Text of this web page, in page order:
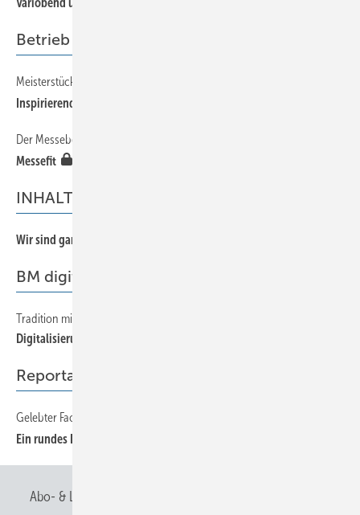
Vari obend und Slinet
Betrieb
Meisterstück des Jahres
Ins pirierend und innovativ
Der Messebesuch
Me ssefit
INHALT
Wir sind ganz Ohr …
BM digital
Tradition mit Zukunft
Digi talisierung im Fachbetrieb
Reportage
Gelebter Fachaustausch
Ein rundes Ding
Abo- & Leserservice